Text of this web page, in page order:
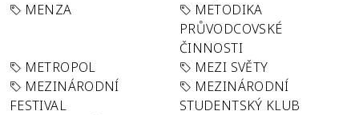
MENZA
METODIKA
PRŮVODCOVSKÉ
ČINNOSTI
METROPOL
MEZI SVĚTY
MEZINÁRODNÍ
FESTIVAL
MEZINÁRODNÍ
STUDENTSKÝ KLUB